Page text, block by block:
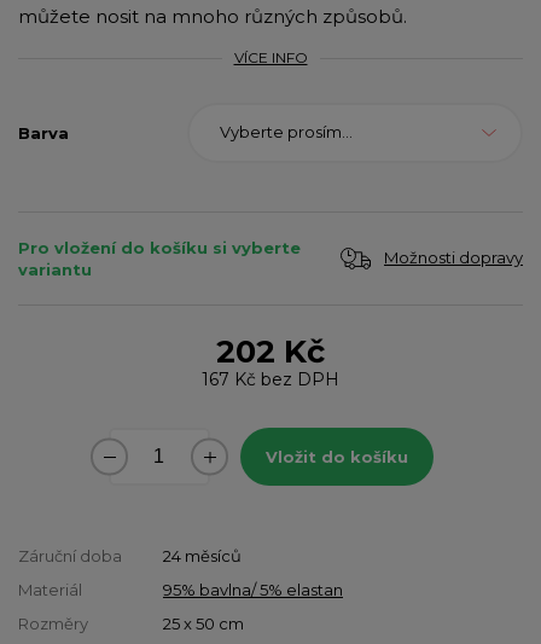
můžete nosit na mnoho různých způsobů.
VÍCE INFO
Barva Vyberte prosím...
Pro vložení do košíku si vyberte
variantu
Možnosti dopravy
202 Kč
167 Kč bez DPH
Vložit do košíku
Záruční doba
24 měsíců
Materiál
95% bavlna/ 5% elastan
Rozměry
25 x 50 cm